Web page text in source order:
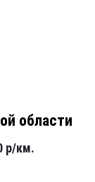
области
р/км.